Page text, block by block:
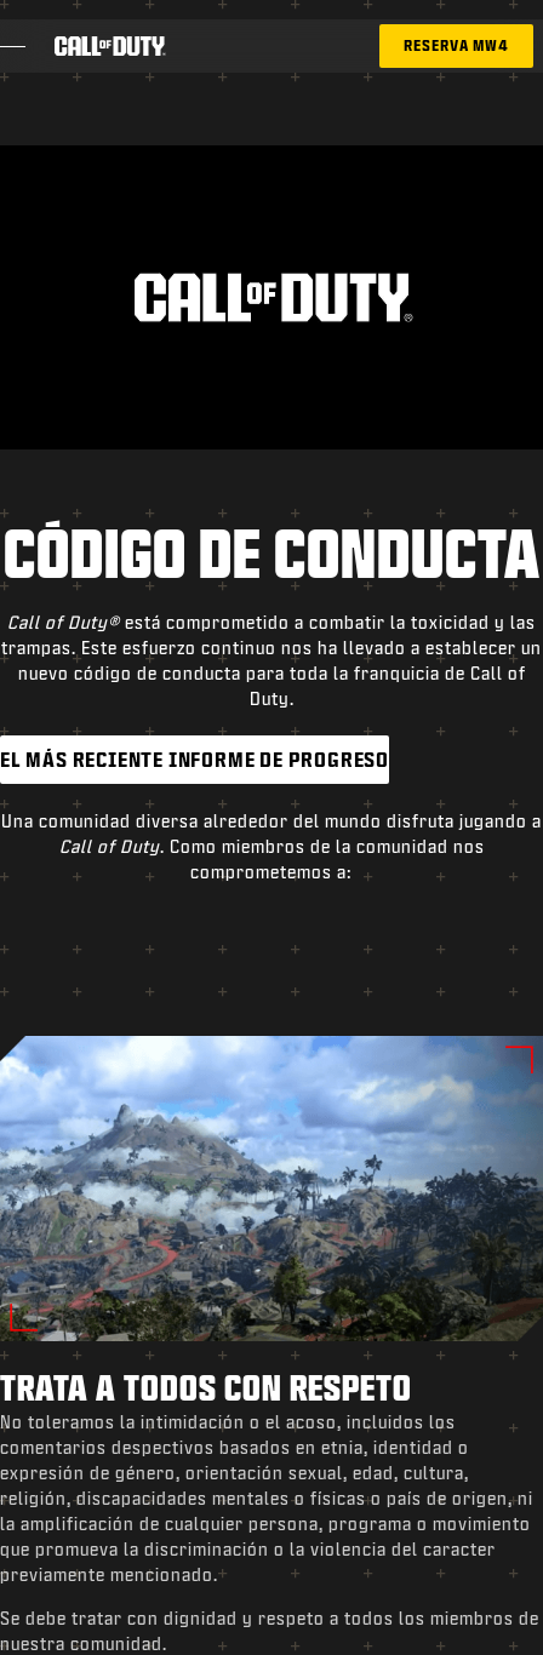
NOTICIAS
ATENCIÓN AL CLIENTE
RESERVA MW4
CÓDIGO DE CONDUCTA
Call of Duty® está comprometido a combatir la toxicidad y las
trampas. Este esfuerzo continuo nos ha llevado a establecer un
nuevo código de conducta para toda la franquicia de Call of
Duty.
EL MÁS RECIENTE INFORME DE PROGRESO
Una comunidad diversa alrededor del mundo disfruta jugando a
Call of Duty. Como miembros de la comunidad nos
comprometemos a:
TRATA A TODOS CON RESPETO
No toleramos la intimidación o el acoso, incluidos los
comentarios despectivos basados en etnia, identidad o
expresión de género, orientación sexual, edad, cultura,
religión, discapacidades mentales o físicas o país de origen, ni
la amplificación de cualquier persona, programa o movimiento
que promueva la discriminación o la violencia del caracter
previamente mencionado.
Se debe tratar con dignidad y respeto a todos los miembros de
nuestra comunidad.